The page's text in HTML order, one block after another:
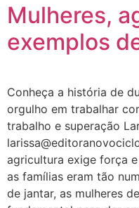
Mulheres,
exemplos
Conheça a história de
orgulho em trabalhar
trabalho e superação
agricultura exige força
as famílias eram tão
de jantar, as mulheres